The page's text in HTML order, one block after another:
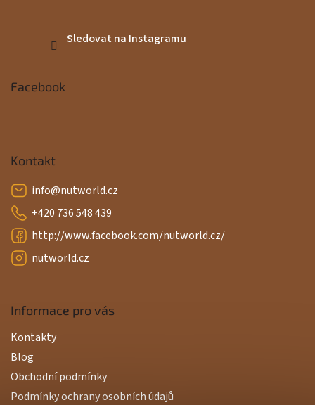
Sledovat na Instagramu
Facebook
Kontakt
info@nutworld.cz
+420 736 548 439
http://www.facebook.com/nutworld.cz/
nutworld.cz
Informace pro vás
Kontakty
Blog
Obchodní podmínky
Podmínky ochrany osobních údajů